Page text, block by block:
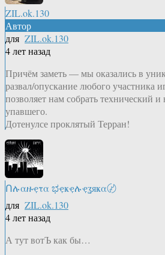
ZIL.ok.130
Автор
для ZIL.ok.130
4 лет назад
Причём заметь — мы оказались в
развал/опускание любого участника
позволяет нам собрать технический
упавшего.
Дотенулсе проклятый Терран!
Ոሉαዙҿτα ಭҿҝҿሉҿʓяҝα〄
для ZIL.ok.130
4 лет назад
А тут вотЪ как бы…